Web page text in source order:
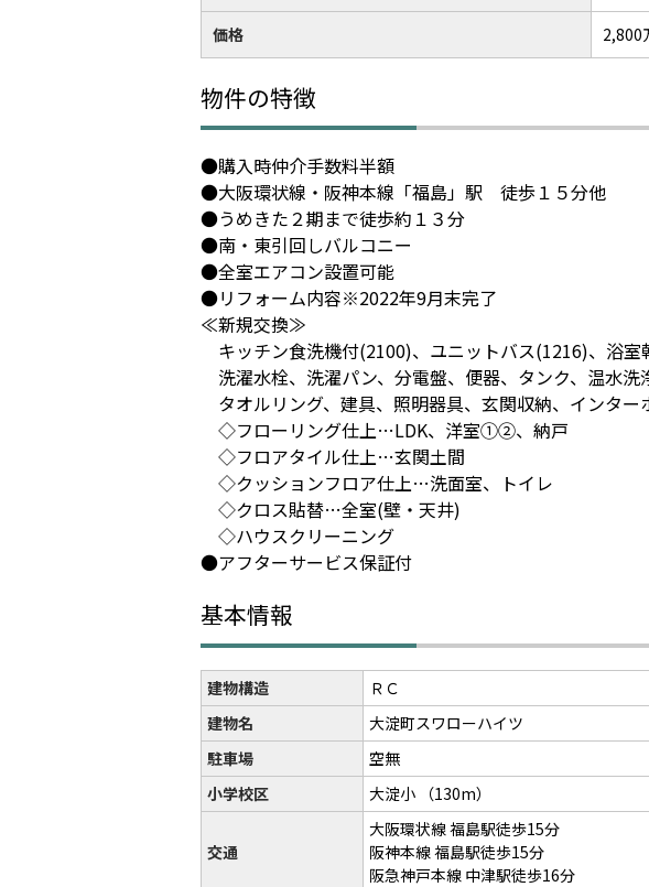
価格 2,800
物件の特徴
●購入時仲介手数料半額
●大阪環状線・阪神本線「福島」駅 徒歩１５分他
●うめきた２期まで徒歩約１３分
●南・東引回しバルコニー
●全室エアコン設置可能
●リフォーム内容※2022年9月末完了
≪新規交換≫
キッチン食洗機付(2100)、ユニットバス(1216)、浴室
洗濯水栓、洗濯パン、分電盤、便器、タンク、温水洗
タオルリング、建具、照明器具、玄関収納、インター
◇フローリング仕上…LDK、洋室①②、納戸
◇フロアタイル仕上…玄関土間
◇クッションフロア仕上…洗面室、トイレ
◇クロス貼替…全室(壁・天井)
◇ハウスクリーニング
●アフターサービス保証付
基本情報
建物構造 ＲＣ
建物名
大淀町スワローハイツ
駐車場
空無
小学校区
大淀小 （130m）
交通
大阪環状線 福島駅徒歩15分
阪神本線 福島駅徒歩15分
阪急神戸本線 中津駅徒歩16分